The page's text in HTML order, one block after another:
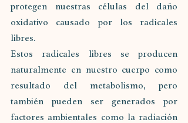
protegen nuestras células del daño
oxidativo causado por los radicales
libres.
Estos radicales libres se producen
naturalmente en nuestro cuerpo como
resultado del metabolismo, pero
también pueden ser generados por
factores ambientales como la radiación